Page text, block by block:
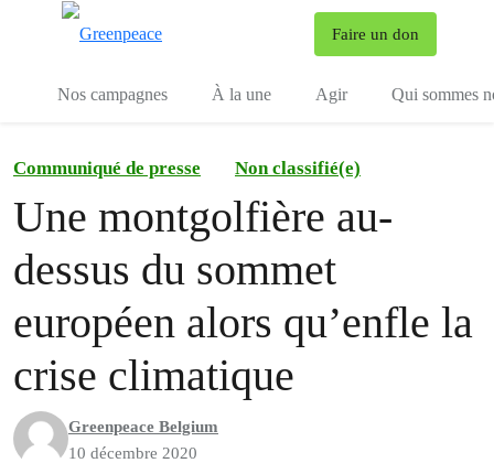
Faire un don
Nos campagnes À la une Agir Qui sommes
Communiqué de presse Non classifié(e)
Une montgolfière au-
dessus du sommet
européen alors qu’enfle la
crise climatique
Greenpeace Belgium
10 décembre 2020